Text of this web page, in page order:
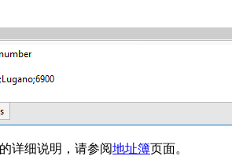
详细说明，请参阅地址簿页面。